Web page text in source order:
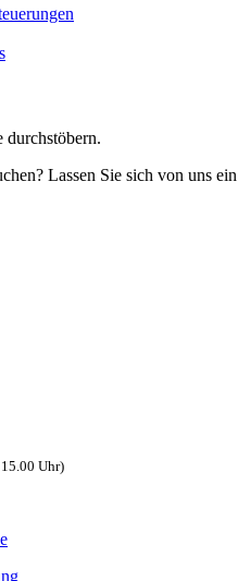
durchstöbern.
Lassen Sie sich von uns
Uhr)